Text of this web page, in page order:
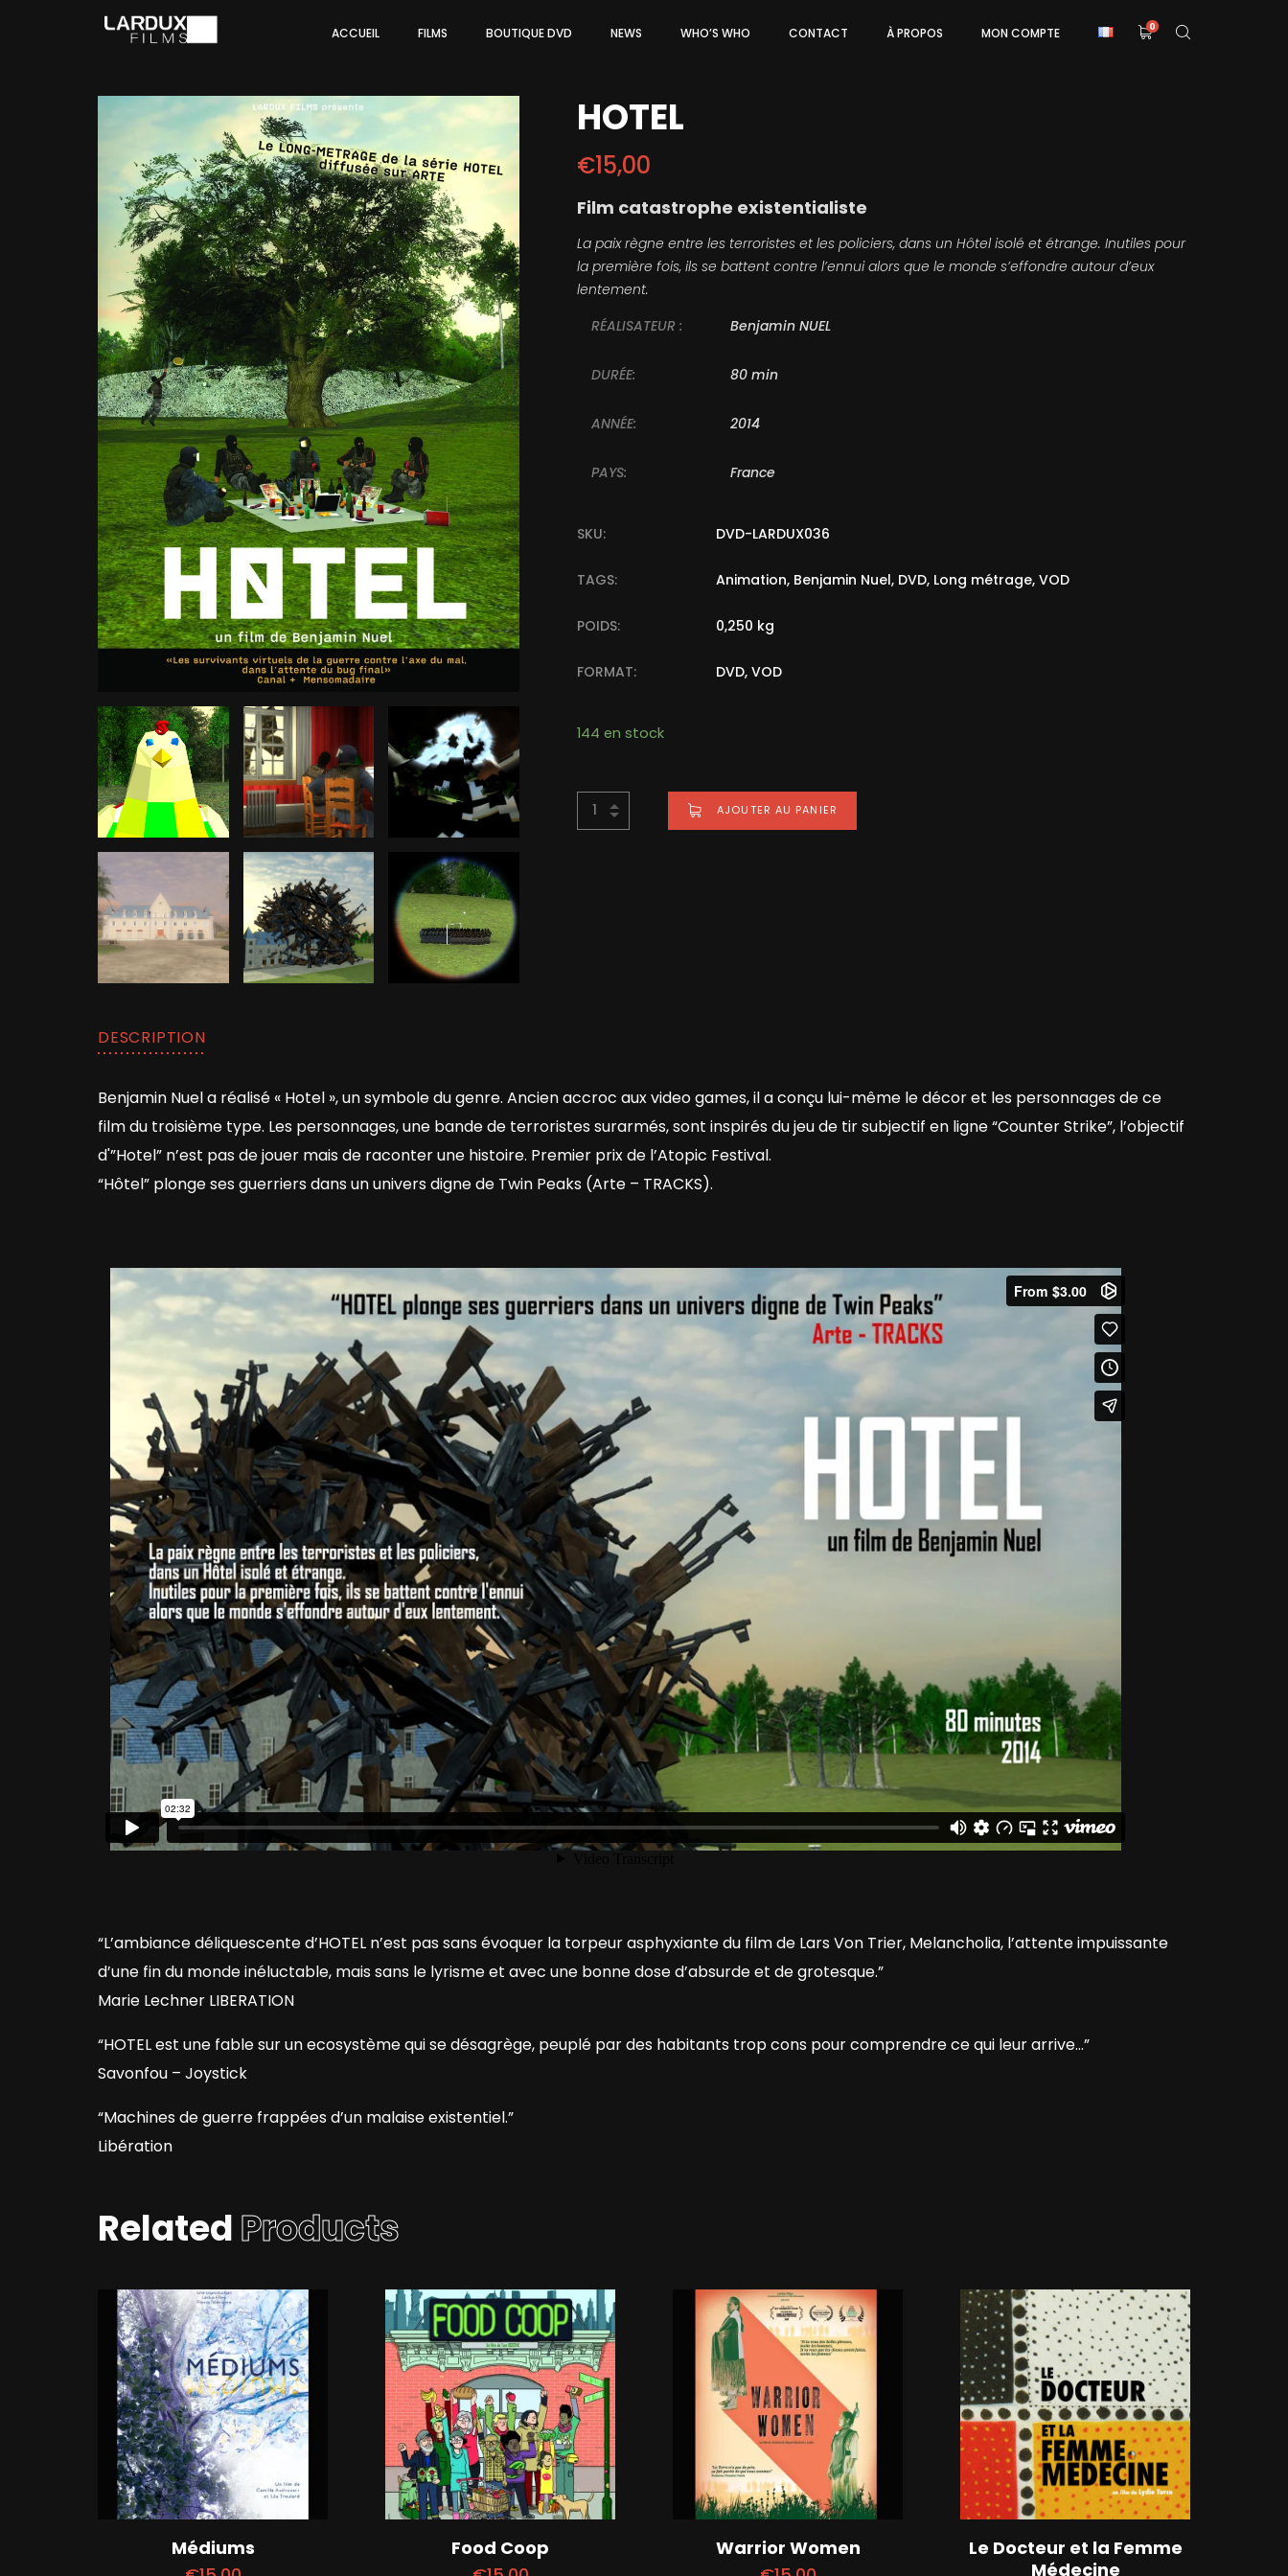
ACCUEIL FILMS BOUTIQUE DVD NEWS WHO’S WHO CONTACT À PROPOS MON COMPTE 0
HOTEL
€15,00
Film catastrophe existentialiste
La paix règne entre les terroristes et les policiers, dans un Hôtel isolé et étrange. Inutiles pour
la première fois, ils se battent contre l’ennui alors que le monde s’effondre autour d’eux
lentement.
RÉALISATEUR :
Benjamin NUEL
DURÉE: 80 min
ANNÉE: 2014
PAYS: France
SKU: DVD-LARDUX036
TAGS: Animation, Benjamin Nuel, DVD, Long métrage, VOD
POIDS: 0,250 kg
FORMAT: DVD, VOD
144 en stock
AJOUTER AU PANIER
Alternative:
DESCRIPTION
Benjamin Nuel a réalisé « Hotel », un symbole du genre. Ancien accroc aux video games, il a conçu lui-même le décor et les personnages de ce
film du troisième type. Les personnages, une bande de terroristes surarmés, sont inspirés du jeu de tir subjectif en ligne “Counter Strike”, l’objectif
d'”Hotel” n’est pas de jouer mais de raconter une histoire. Premier prix de l’Atopic Festival.
“Hôtel” plonge ses guerriers dans un univers digne de Twin Peaks (Arte – TRACKS).
“L’ambiance déliquescente d’HOTEL n’est pas sans évoquer la torpeur asphyxiante du film de Lars Von Trier, Melancholia, l’attente impuissante
d’une fin du monde inéluctable, mais sans le lyrisme et avec une bonne dose d’absurde et de grotesque.”
Marie Lechner LIBERATION
“HOTEL est une fable sur un ecosystème qui se désagrège, peuplé par des habitants trop cons pour comprendre ce qui leur arrive…”
Savonfou – Joystick
“Machines de guerre frappées d’un malaise existentiel.”
Libération
RelatedProducts
Médiums
Food Coop
Warrior Women
Le Docteur et la Femme
Médecine